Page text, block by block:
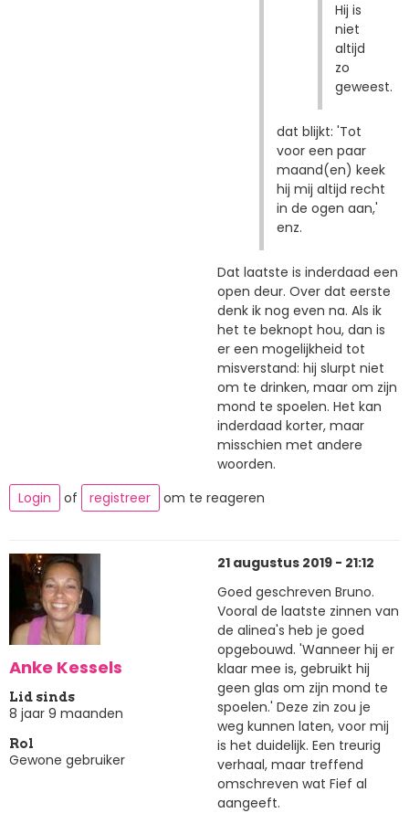
Hij is
niet
altijd
zo
geweest.
dat blijkt: 'Tot
voor een paar
maand(en) keek
hij mij altijd recht
in de ogen aan,'
enz.
Dat laatste is inderdaad een
open deur. Over dat eerste
denk ik nog even na. Als ik
het te beknopt hou, dan is
er een mogelijkheid tot
misverstand: hij slurpt niet
om te drinken, maar om zijn
mond te spoelen. Het kan
inderdaad korter, maar
misschien met andere
woorden.
Login
of registreer om te reageren
Anke Kessels
Lid sinds
8 jaar 9 maanden
Rol
Gewone gebruiker
21 augustus 2019 - 21:12
Goed geschreven Bruno.
Vooral de laatste zinnen van
de alinea's heb je goed
opgebouwd. 'Wanneer hij er
klaar mee is, gebruikt hij
geen glas om zijn mond te
spoelen.' Deze zin zou je
weg kunnen laten, voor mij
is het duidelijk. Een treurig
verhaal, maar treffend
omschreven wat Fief al
aangeeft.